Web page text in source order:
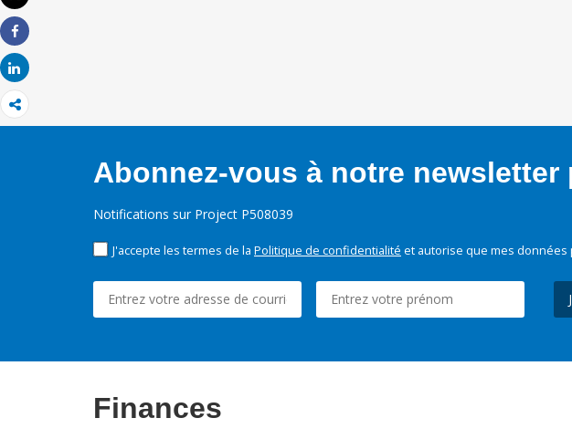
Imprimer
Share
Share
Abonnez-vous à notre
Notifications sur Project P508039
J'accepte les termes de la Politique de confidentialité et autorise que mes
Finances